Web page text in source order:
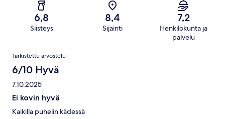
6,8
Siisteys
8,4
Sijainti
7,2
Henkilökunta ja
palvelu
Arvostelut
Tarkistettu arvostelu
6/10 Hyvä
7.10.2025
Ei kovin hyvä
Kaikilla puhelin kädessä